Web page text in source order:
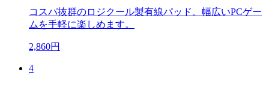
コスパ抜群のロジクール製有線パッド。幅広いPCゲー
ムを手軽に楽しめます。
2,860円
4